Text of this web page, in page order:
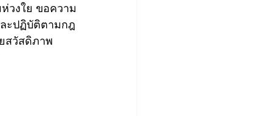
วงใย ขอความ
ะปฏิบัติตามกฎ
สวัสดิภาพ